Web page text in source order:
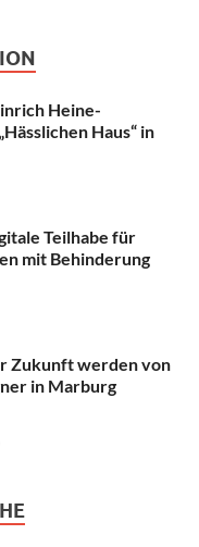
Heine-
Haus“ in
Teilhabe für
mit Behinderung
Zukunft werden von
in Marburg